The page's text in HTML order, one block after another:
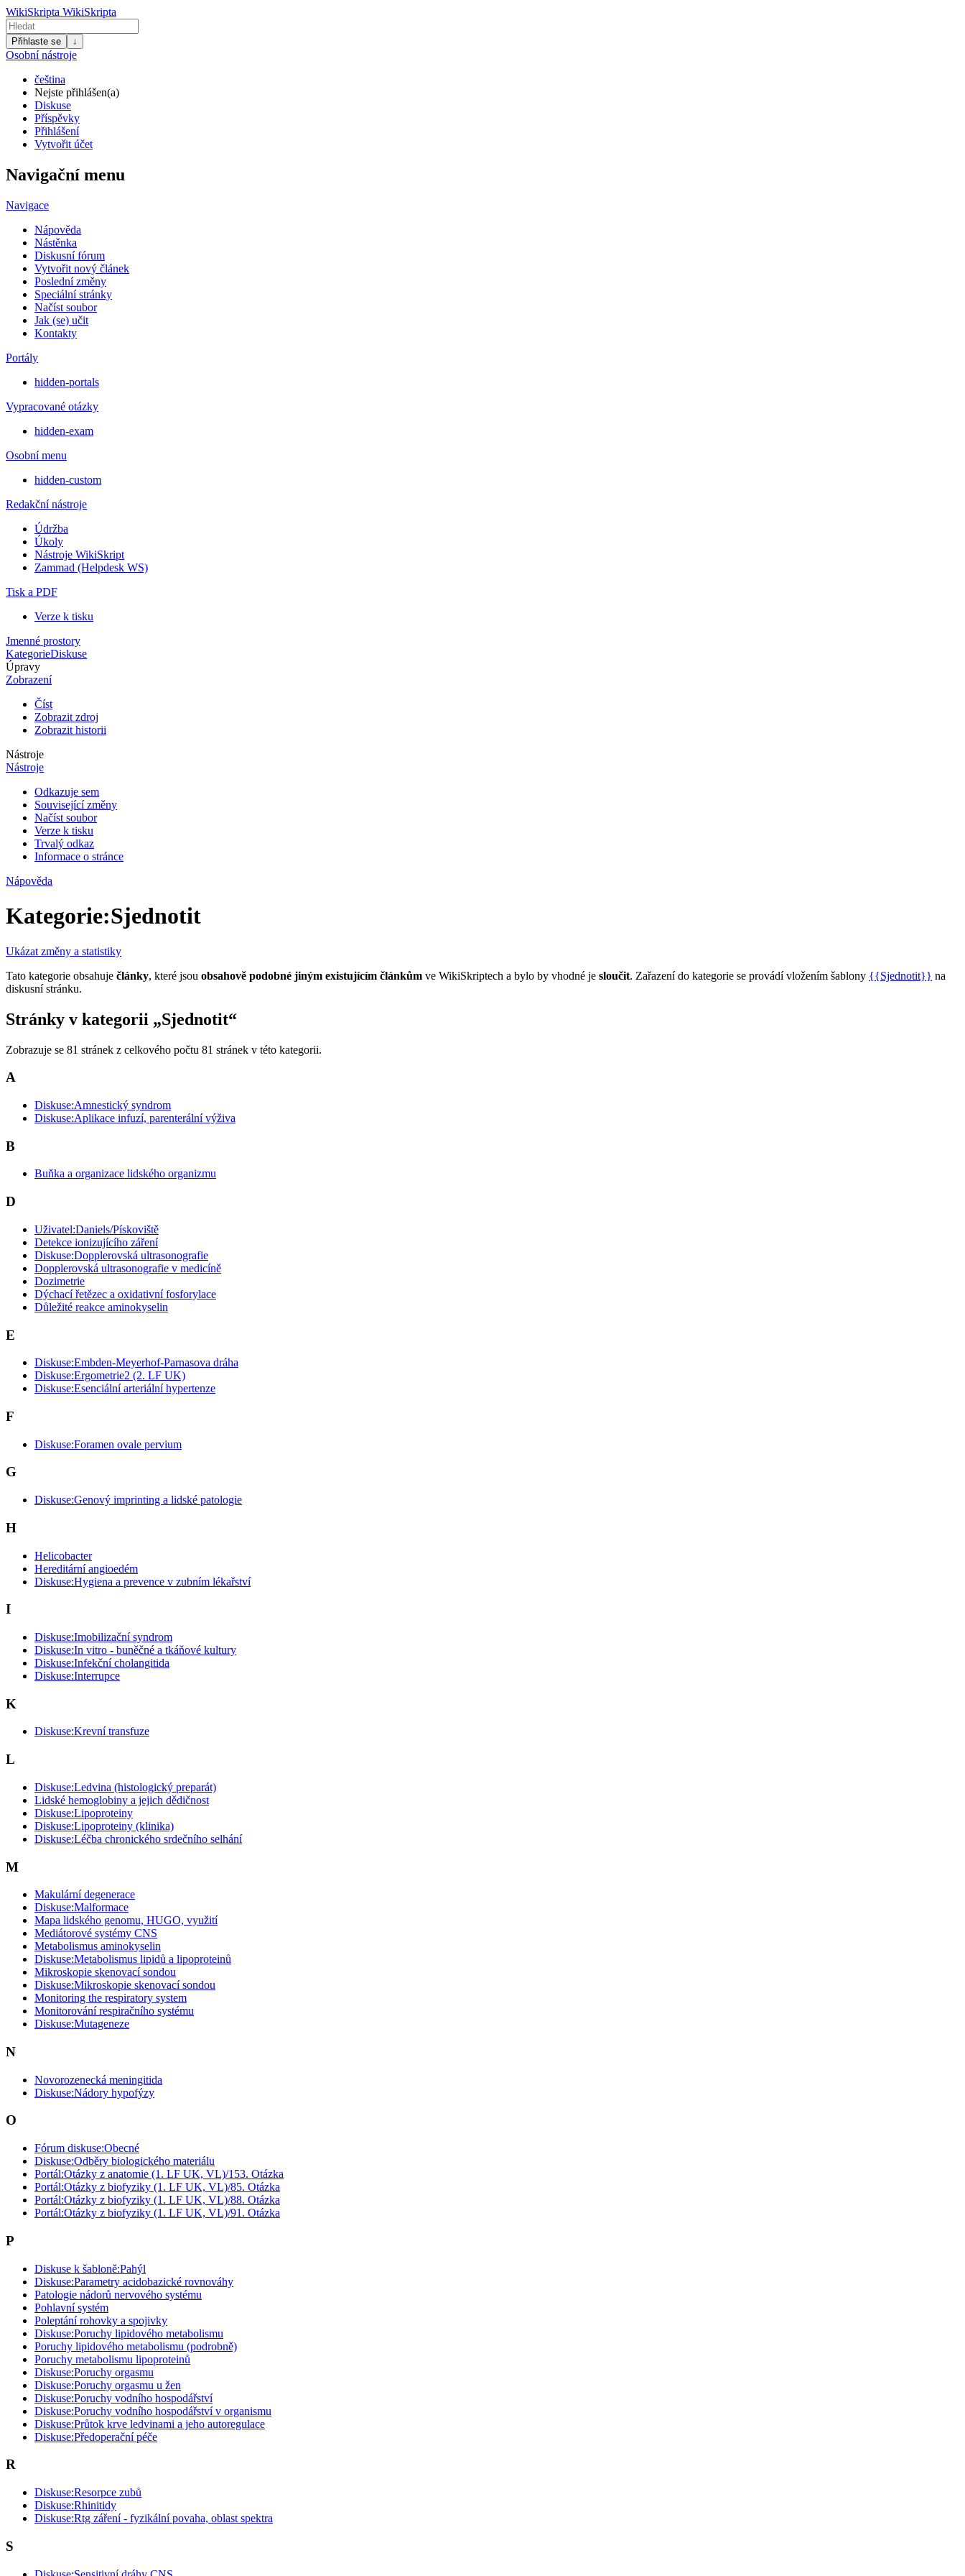
WikiSkripta WikiSkripta
Přihlaste se ↓
Osobní nástroje
čeština
Nejste přihlášen(a)
Diskuse
Příspěvky
Přihlášení
Vytvořit účet
Navigační menu
Navigace
Nápověda
Nástěnka
Diskusní fórum
Vytvořit nový článek
Poslední změny
Speciální stránky
Načíst soubor
Jak (se) učit
Kontakty
Portály
hidden-portals
Vypracované otázky
hidden-exam
Osobní menu
hidden-custom
Redakční nástroje
Údržba
Úkoly
Nástroje WikiSkript
Zammad (Helpdesk WS)
Tisk a PDF
Verze k tisku
Jmenné prostory
KategorieDiskuse
Úpravy
Zobrazení
Číst
Zobrazit zdroj
Zobrazit historii
Nástroje
Nástroje
Odkazuje sem
Související změny
Načíst soubor
Verze k tisku
Trvalý odkaz
Informace o stránce
Nápověda
Kategorie:Sjednotit
Ukázat změny a statistiky
Tato kategorie obsahuje články, které jsou obsahově podobné jiným existujícím článkům ve WikiSkriptech a bylo by vhodné je sloučit. Zařazení do kategorie se provádí vložením šablony {{Sjednotit}} na
diskusní stránku.
Stránky v kategorii „Sjednotit“
Zobrazuje se 81 stránek z celkového počtu 81 stránek v této kategorii.
A
Diskuse:Amnestický syndrom
Diskuse:Aplikace infuzí, parenterální výživa
B
Buňka a organizace lidského organizmu
D
Uživatel:Daniels/Pískoviště
Detekce ionizujícího záření
Diskuse:Dopplerovská ultrasonografie
Dopplerovská ultrasonografie v medicíně
Dozimetrie
Dýchací řetězec a oxidativní fosforylace
Důležité reakce aminokyselin
E
Diskuse:Embden-Meyerhof-Parnasova dráha
Diskuse:Ergometrie2 (2. LF UK)
Diskuse:Esenciální arteriální hypertenze
F
Diskuse:Foramen ovale pervium
G
Diskuse:Genový imprinting a lidské patologie
H
Helicobacter
Hereditární angioedém
Diskuse:Hygiena a prevence v zubním lékařství
I
Diskuse:Imobilizační syndrom
Diskuse:In vitro - buněčné a tkáňové kultury
Diskuse:Infekční cholangitida
Diskuse:Interrupce
K
Diskuse:Krevní transfuze
L
Diskuse:Ledvina (histologický preparát)
Lidské hemoglobiny a jejich dědičnost
Diskuse:Lipoproteiny
Diskuse:Lipoproteiny (klinika)
Diskuse:Léčba chronického srdečního selhání
M
Makulární degenerace
Diskuse:Malformace
Mapa lidského genomu, HUGO, využití
Mediátorové systémy CNS
Metabolismus aminokyselin
Diskuse:Metabolismus lipidů a lipoproteinů
Mikroskopie skenovací sondou
Diskuse:Mikroskopie skenovací sondou
Monitoring the respiratory system
Monitorování respiračního systému
Diskuse:Mutageneze
N
Novorozenecká meningitida
Diskuse:Nádory hypofýzy
O
Fórum diskuse:Obecné
Diskuse:Odběry biologického materiálu
Portál:Otázky z anatomie (1. LF UK, VL)/153. Otázka
Portál:Otázky z biofyziky (1. LF UK, VL)/85. Otázka
Portál:Otázky z biofyziky (1. LF UK, VL)/88. Otázka
Portál:Otázky z biofyziky (1. LF UK, VL)/91. Otázka
P
Diskuse k šabloně:Pahýl
Diskuse:Parametry acidobazické rovnováhy
Patologie nádorů nervového systému
Pohlavní systém
Poleptání rohovky a spojivky
Diskuse:Poruchy lipidového metabolismu
Poruchy lipidového metabolismu (podrobně)
Poruchy metabolismu lipoproteinů
Diskuse:Poruchy orgasmu
Diskuse:Poruchy orgasmu u žen
Diskuse:Poruchy vodního hospodářství
Diskuse:Poruchy vodního hospodářství v organismu
Diskuse:Průtok krve ledvinami a jeho autoregulace
Diskuse:Předoperační péče
R
Diskuse:Resorpce zubů
Diskuse:Rhinitidy
Diskuse:Rtg záření - fyzikální povaha, oblast spektra
S